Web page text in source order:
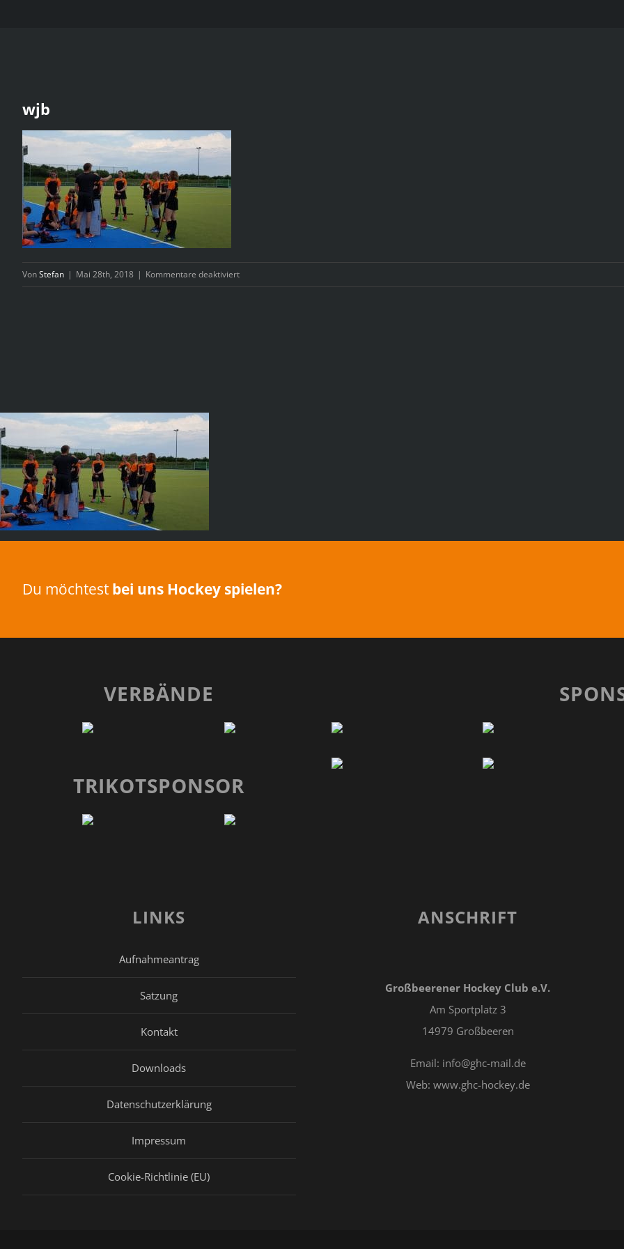
wjb
VonStefan | Mai 28th, 2018 | Kommentare deaktiviertfür
wjb
Du möchtest bei uns Hockey spielen?
VERBÄNDE
TRIKOTSPONSOR
LINKS
Aufnahmeantrag
Satzung
Kontakt
Downloads
Datenschutzerklärung
Impressum
Cookie-Richtlinie (EU)
ANSCHRIFT
Großbeerener Hockey Club e.V.
Am Sportplatz 3
14979 Großbeeren
Email: info@ghc-mail.de
Web: www.ghc-hockey.de